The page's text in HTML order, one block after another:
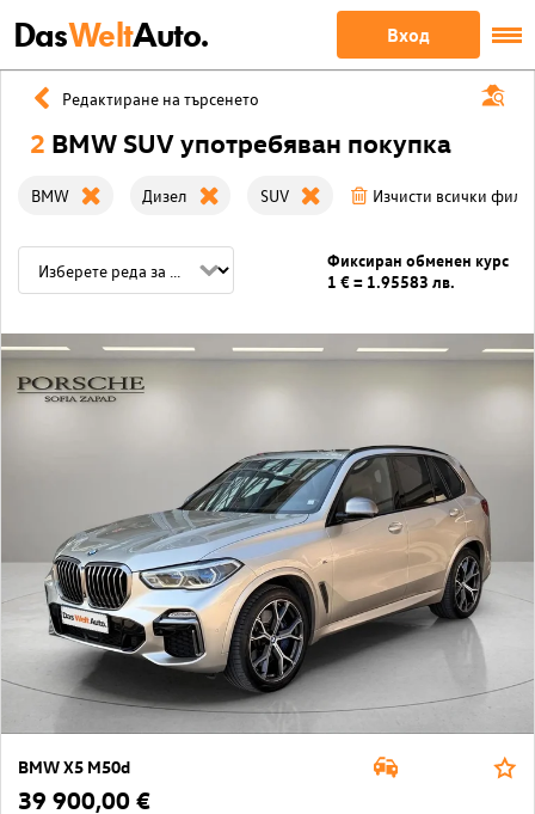
DasWeltAuto. Вход
Редактиране на търсенето
2 BMW SUV употребяван покупка
BMW Дизел SUV Изчисти всички
Фиксиран обменен курс
1 € = 1.95583 лв.
BMW X5 M50d
39 900,00 €